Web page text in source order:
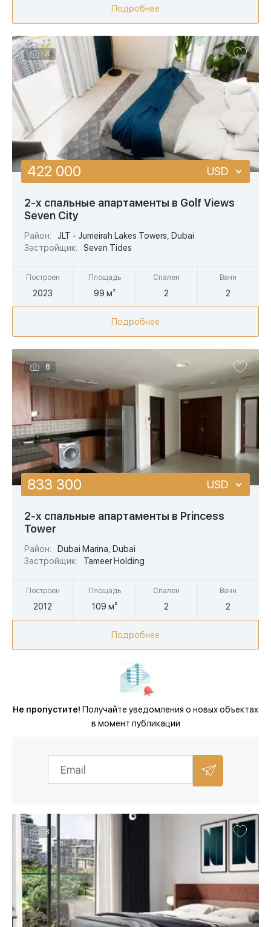
Подробнее
3
2-х спальные апартаменты в Golf Views
Seven City
Район:
JLT - Jumeirah Lakes Towers, Dubai
Застройщик:
Seven Tides
Построен
2023
Площадь
99 м²
Спален
2
Ванн
2
422 000 USD
USD
Подробнее
8
2-х спальные апартаменты в Princess
Tower
Район:
Dubai Marina, Dubai
Застройщик:
Tameer Holding
Построен
2012
Площадь
109 м²
Спален
2
Ванн
2
833 300 USD
Подробнее
Не пропустите! Получайте уведомления о новых объектах
в момент публикации
3